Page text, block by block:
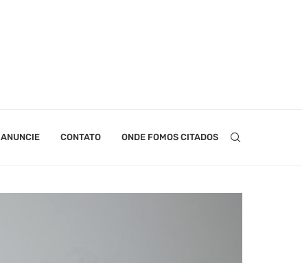
ANUNCIE CONTATO ONDE FOMOS CITADOS